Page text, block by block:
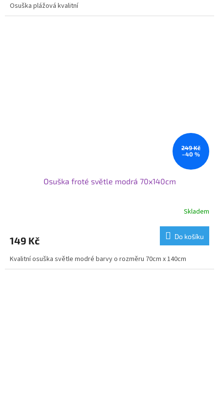
Osuška plážová kvalitní
249 Kč
–40 %
Osuška froté světle modrá 70x140cm
Skladem
149 Kč Do košíku
Kvalitní osuška světle modré barvy o rozměru 70cm x 140cm